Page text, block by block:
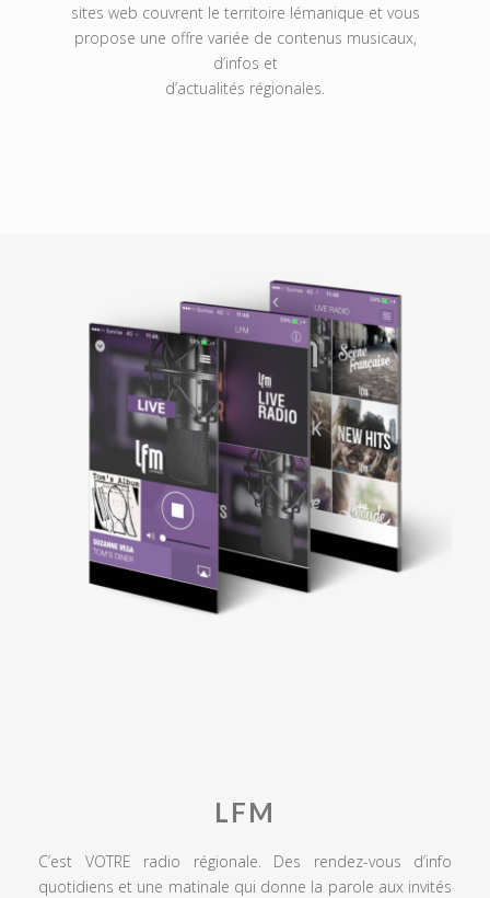
sites web couvrent le territoire lémanique et vous
propose une offre variée de contenus musicaux,
d’infos et
d’actualités régionales.
LFM
C’est VOTRE radio régionale. Des rendez-vous d’info
quotidiens et une matinale qui donne la parole aux invités